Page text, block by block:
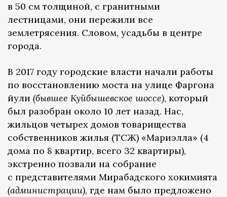
в 50 см толщиной, с гранитными
лестницами, они пережили все
землетрясения. Словом, усадьбы в центре
города.
В 2017 году городские власти начали работы
по восстановлению моста на улице Фаргона
йули (бывшее Куйбышевское шоссе), который
был разобран около 10 лет назад. Нас,
жильцов четырех домов товарищества
собственников жилья (ТСЖ) «Мариэлла» (4
дома по 8 квартир, всего 32 квартиры),
экстренно позвали на собрание
с представителями Мирабадского хокимията
(администрации), где нам было предложено